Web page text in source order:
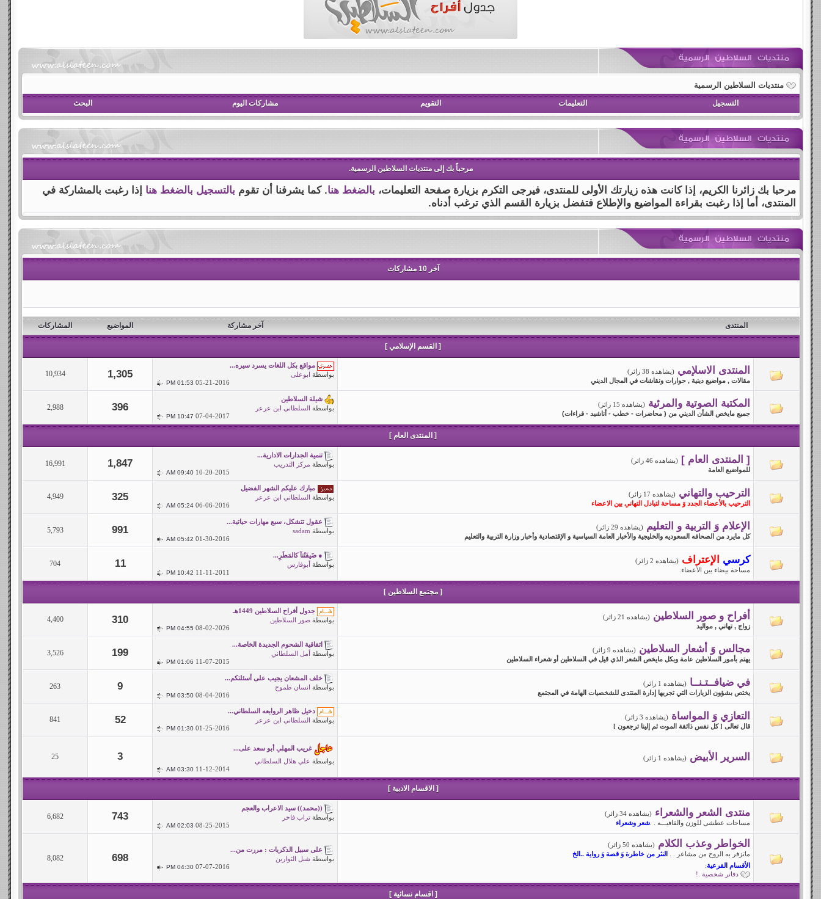
منتديات السلاطين الرسمية
التسجيل التعليمات التقويم مشاركات اليوم البحث
مرحباً بك إلى منتديات السلاطين الرسمية.
مرحبا بك زائرنا الكريم، إذا كانت هذه زيارتك الأولى للمنتدى، فيرجى التكرم بزيارة صفحة التعليمات، بالضغط هنا. كما يشرفنا أن تقوم بالتسجيل بالضغط هنا إذا رغبت بالمشاركة في
المنتدى، أما إذا رغبت بقراءة المواضيع والإطلاع فتفضل بزيارة القسم الذي ترغب أدناه.
آخر 10 مشاركات
المنتدى آخر مشاركة المواضيع المشاركات
[ القسم الإسلامي ]
المنتدى الاسلإمي (يشاهده 38 زائر)
مقالات , مواضيع دينية , حوارات ونقاشات في المجال الديني
مواقع بكل اللغات يسرد سيره...
بواسطة ابوعلى
05-21-2016
01:53 PM
1,305
10,934
المكتبة الصوتية والمرئية (يشاهده 15 زائر)
جميع مايخص الشأن الديني من ( محاضرات - خطب - أناشيد - قراءات)
شيلة السلاطين
بواسطة السلطاني ابن عرعر
07-04-2017
10:47 PM
396
2,988
[ المنتدى العام ]
[ المنتدى العام ] (يشاهده 46 زائر)
للمواضيع العامة
تنمية الجدارات الادارية...
بواسطة مركز التدريب
10-20-2015
09:40 AM
1,847
16,991
الترحيب والتهاني (يشاهده 17 زائر)
الترحيب بالأعضاء الجدد وَ مساحة لتبادل التهاني بين الاعضاء
مبارك عليكم الشهر الفضيل
بواسطة السلطاني ابن عرعر
06-06-2016
05:24 AM
325
4,949
الإعلام وَ التربية و التعليم (يشاهده 29 زائر)
كل مايرد من الصحافه السعوديه والخليجية والأخبار العامة السياسية و الإقتصادية وأخبار وزارة التربية والتعليم
عقول تتشكل، سبع مهارات حياتية...
بواسطة sadam
01-30-2016
05:42 AM
991
5,793
كرسي الإعتراف (يشاهده 2 زائر)
مساحة بيضاء بين الأعضاء.
● ضَيفَتُنآ كالمَطَرِ...
بواسطةأبوفارس
11-11-2011
10:42 PM
11
704
[ مجتمع السلاطين ]
أفراح و صور السلاطين (يشاهده 21 زائر)
زواج , تهاني , مواليد
جدول أفراح السلاطين 1449هـ
بواسطةصور السلاطين
08-02-2026
04:55 PM
310
4,400
مجالس وَ أشعار السلاطين (يشاهده 9 زائر)
يهتم بأمور السلاطين عامة وبكل مايخص الشعر الذي قيل في السلاطين أو شعراء السلاطين
اتفاقية الشحوم الجديدة الخاصة...
بواسطةأمل السلطاني
11-07-2015
01:06 PM
199
3,526
في ضيافــتـنــا (يشاهده 1 زائر)
يختص بشؤون الزيارات التي تجريها إدارة المنتدى للشخصيات الهامة في المجتمع
خلف المشعان يجيب على أسئلتكم...
بواسطة انسان طموح
08-04-2016
03:50 PM
9
263
التعازي وَ المواساة (يشاهده 3 زائر)
قال تعالى [ كل نفس ذائقة الموت ثم إلينا ترجعون ]
دخيل ظاهر الروابعه السلطاني...
بواسطة السلطاني ابن عرعر
01-25-2016
01:30 PM
52
841
السرير الأبيض (يشاهده 1 زائر)
غريب المهلي أبو سعد على...
بواسطة علي هلال السلطاني
11-12-2014
03:30 AM
3
25
[ الاقسام الادبية ]
منتدى الشعر والشعراء (يشاهده 34 زائر)
مساحات عطشى للوزن والقافيـــه . .شعر وشعراء
((محمد)) سيد الاعراب والعجم
بواسطةتراب فاخر
08-25-2015
02:03 AM
743
6,682
الخواطر وعذب الكلام (يشاهده 50 زائر)
ماتزفر به الروح من مشاعر . .
النثر من خاطرة وَ قصة وَ رواية ..الخ
الأقسام الفرعية:
دفاتر شخصية .!
على سبيل الذكريات : مررت من...
بواسطةشبل الثوارين
07-07-2016
04:30 PM
698
8,082
[ اقسام نسائية ]